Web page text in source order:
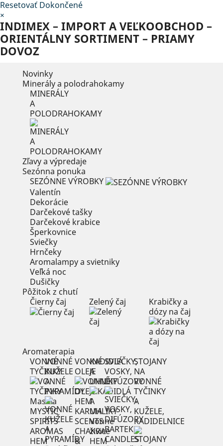
Resetovať Dokončené
×
INDIMEX – IMPORT A VEĽKOOBCHOD –
ORIENTÁLNY SORTIMENT – PRIAMY
DOVOZ
Novinky
Minerály a polodrahokamy
MINERÁLY
A
POLODRAHOKAMY
Zľavy a výpredaje
Sezónna ponuka
SEZÓNNE VÝROBKY
Valentín
Dekorácie
Darčekové tašky
Darčekové krabice
Šperkovnice
Sviečky
Hrnčeky
Aromalampy a svietniky
Veľká noc
Dušičky
Pôžitok z chutí
Čierny čaj
Zelený čaj
Krabičky a
dózy na čaj
Aromaterapia
VONNÉ
TYČINKY
Masala
MYSTIC
SPIRITS
AROMAS
HEM
VONNÉ
KUŽELE
A
PYRAMÍDY
VONNÉ
OLEJE
HEM
KARMA
SCENTS
CHAKRA
&
KADIDLÁ
A
UHLÍKY
Vonné
živice
HEM
SVIEČKY,
VOSKY,
DIFÚZORY
BARTEK
CANDLES
STOJANY
NA
VONNÉ
TYČINKY
A
KUŽELE,
KADIDELNICE